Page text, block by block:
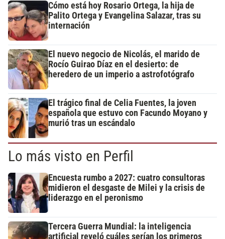
Cómo está hoy Rosario Ortega, la hija de
Palito Ortega y Evangelina Salazar, tras su
internación
El nuevo negocio de Nicolás, el marido de
Rocío Guirao Díaz en el desierto: de
heredero de un imperio a astrofotógrafo
El trágico final de Celia Fuentes, la joven
española que estuvo con Facundo Moyano y
murió tras un escándalo
Lo más visto en Perfil
Encuesta rumbo a 2027: cuatro consultoras
midieron el desgaste de Milei y la crisis de
liderazgo en el peronismo
Tercera Guerra Mundial: la inteligencia
artificial reveló cuáles serían los primeros